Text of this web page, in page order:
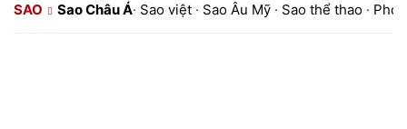
SAO Sao Châu Á· Sao việt · Sao Âu Mỹ · Sao thể thao ·